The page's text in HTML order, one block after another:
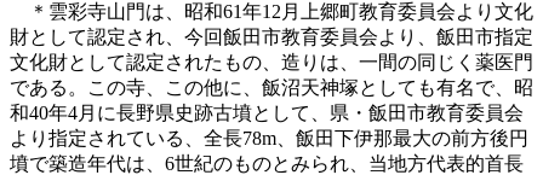
＊雲彩寺山門は、昭和61年12月上郷町教育委員会より文化
財として認定され、今回飯田市教育委員会より、飯田市指定
文化財として認定されたもの、造りは、一間の同じく薬医門
である。この寺、この他に、飯沼天神塚としても有名で、昭
和40年4月に長野県史跡古墳として、県・飯田市教育委員会
より指定されている、全長78m、飯田下伊那最大の前方後円
墳で築造年代は、6世紀のものとみられ、当地方代表的首長